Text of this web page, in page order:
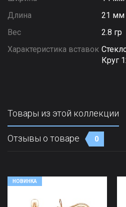
Длина
21 мм
Вес
2.8 гр
Характеристика вставок
Круг
Товары из этой коллекции
Отзывы о товаре 0
НОВИНКА